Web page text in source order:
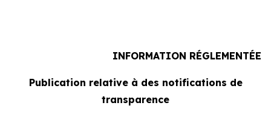
INFORMATION RÉGLEMENTÉE
Publication relative à des notifications de
transparence